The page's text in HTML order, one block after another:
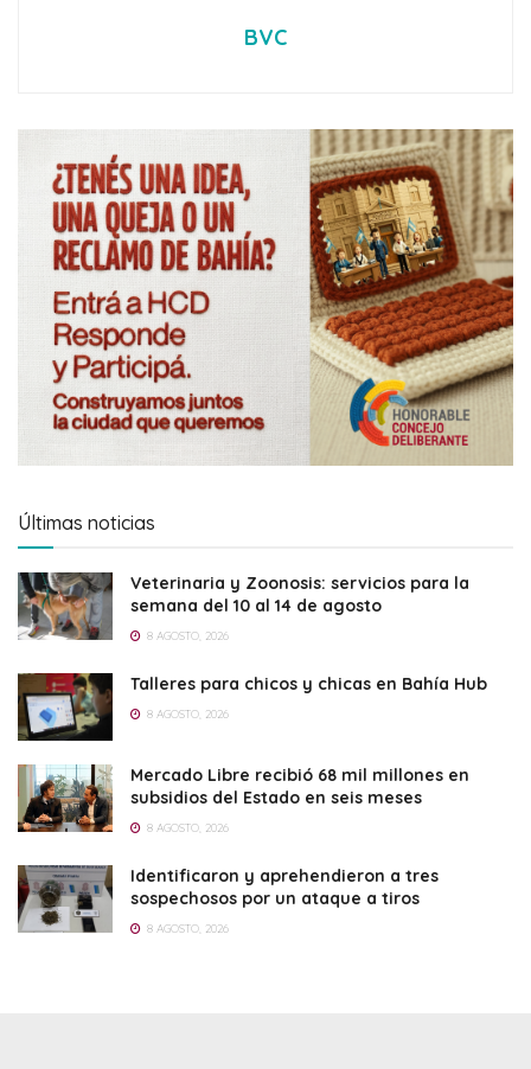
BVC
Últimas noticias
Veterinaria y Zoonosis: servicios para la
semana del 10 al 14 de agosto
8 AGOSTO, 2026
Talleres para chicos y chicas en Bahía Hub
8 AGOSTO, 2026
Mercado Libre recibió 68 mil millones en
subsidios del Estado en seis meses
8 AGOSTO, 2026
Identificaron y aprehendieron a tres
sospechosos por un ataque a tiros
8 AGOSTO, 2026